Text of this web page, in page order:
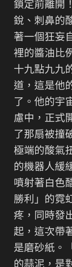
鎖定前離開
銳、刺鼻的
著一個狂妄
裡的醬油比
十九點九九
道，這是他
了。他的宇
慮中，正式
了那扇被撞
極端的酸氣
的機器人緩
噴射著白色
勝利」的霓
疼，同時發
起，這次帶
是磨砂紙。